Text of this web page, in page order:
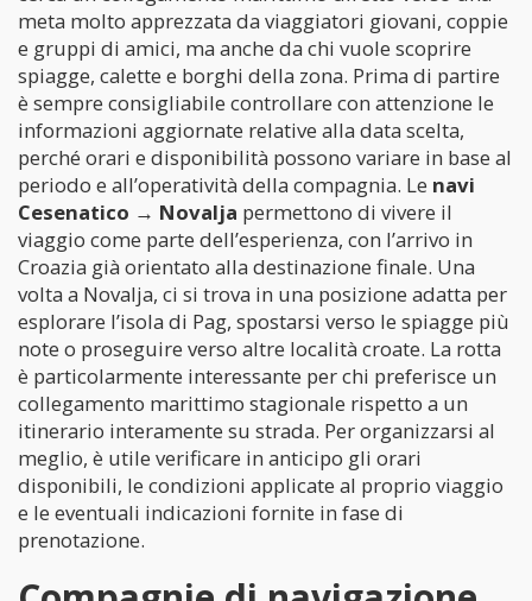
meta molto apprezzata da viaggiatori giovani, coppie
e gruppi di amici, ma anche da chi vuole scoprire
spiagge, calette e borghi della zona. Prima di partire
è sempre consigliabile controllare con attenzione le
informazioni aggiornate relative alla data scelta,
perché orari e disponibilità possono variare in base al
periodo e all’operatività della compagnia. Le navi
Cesenatico → Novalja permettono di vivere il
viaggio come parte dell’esperienza, con l’arrivo in
Croazia già orientato alla destinazione finale. Una
volta a Novalja, ci si trova in una posizione adatta per
esplorare l’isola di Pag, spostarsi verso le spiagge più
note o proseguire verso altre località croate. La rotta
è particolarmente interessante per chi preferisce un
collegamento marittimo stagionale rispetto a un
itinerario interamente su strada. Per organizzarsi al
meglio, è utile verificare in anticipo gli orari
disponibili, le condizioni applicate al proprio viaggio
e le eventuali indicazioni fornite in fase di
prenotazione.